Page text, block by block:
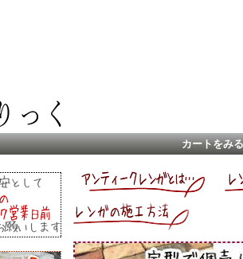
カートをみる